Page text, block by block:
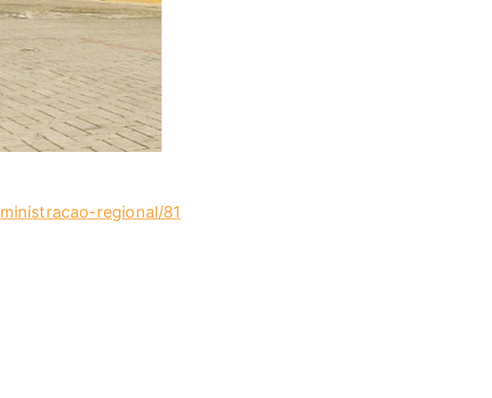
regional/81